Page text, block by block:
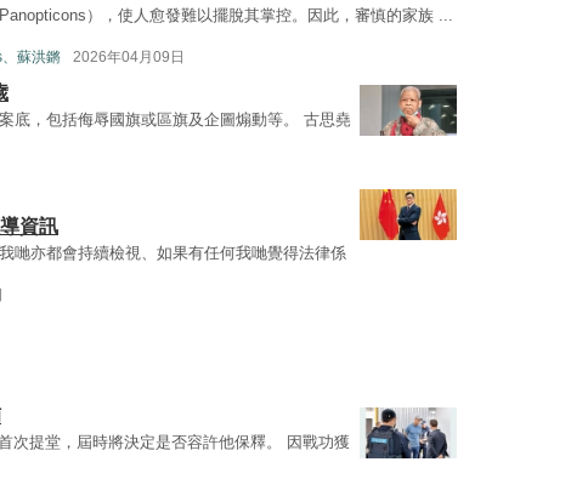
），使人愈發難以擺脫其掌控。因此，審慎的家族 ...
蘇洪鏘 2026年04月09日
案底，包括侮辱國旗或區旗及企圖煽動等。 古思堯
資訊
哋亦都會持續檢視、如果有任何我哋覺得法律係
次提堂，屆時將決定是否容許他保釋。 因戰功獲